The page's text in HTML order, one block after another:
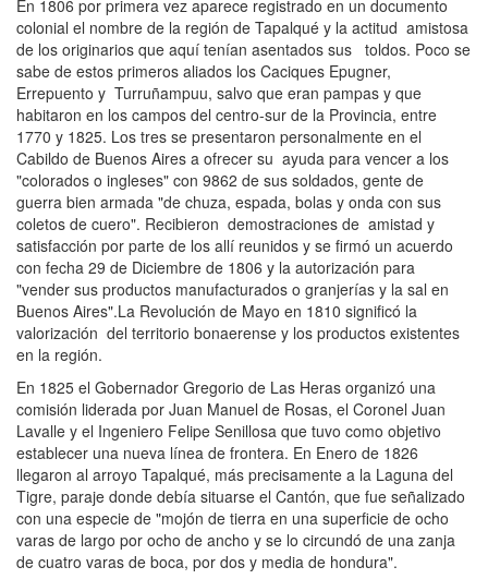
En 1806 por primera vez aparece registrado en un documento
colonial el nombre de la región de Tapalqué y la actitud amistosa
de los originarios que aquí tenían asentados sus toldos. Poco se
sabe de estos primeros aliados los Caciques Epugner,
Errepuento y Turruñampuu, salvo que eran pampas y que
habitaron en los campos del centro-sur de la Provincia, entre
1770 y 1825. Los tres se presentaron personalmente en el
Cabildo de Buenos Aires a ofrecer su ayuda para vencer a los
"colorados o ingleses" con 9862 de sus soldados, gente de
guerra bien armada "de chuza, espada, bolas y onda con sus
coletos de cuero". Recibieron demostraciones de amistad y
satisfacción por parte de los allí reunidos y se firmó un acuerdo
con fecha 29 de Diciembre de 1806 y la autorización para
"vender sus productos manufacturados o granjerías y la sal en
Buenos Aires".La Revolución de Mayo en 1810 significó la
valorización del territorio bonaerense y los productos existentes
en la región.
En 1825 el Gobernador Gregorio de Las Heras organizó una
comisión liderada por Juan Manuel de Rosas, el Coronel Juan
Lavalle y el Ingeniero Felipe Senillosa que tuvo como objetivo
establecer una nueva línea de frontera. En Enero de 1826
llegaron al arroyo Tapalqué, más precisamente a la Laguna del
Tigre, paraje donde debía situarse el Cantón, que fue señalizado
con una especie de "mojón de tierra en una superficie de ocho
varas de largo por ocho de ancho y se lo circundó de una zanja
de cuatro varas de boca, por dos y media de hondura".